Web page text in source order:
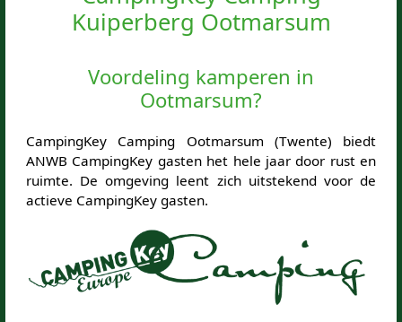
Kuiperberg Ootmarsum
Voordeling kamperen in
Ootmarsum?
CampingKey Camping Ootmarsum (Twente) biedt
ANWB CampingKey gasten het hele jaar door rust en
ruimte. De omgeving leent zich uitstekend voor de
actieve CampingKey gasten.